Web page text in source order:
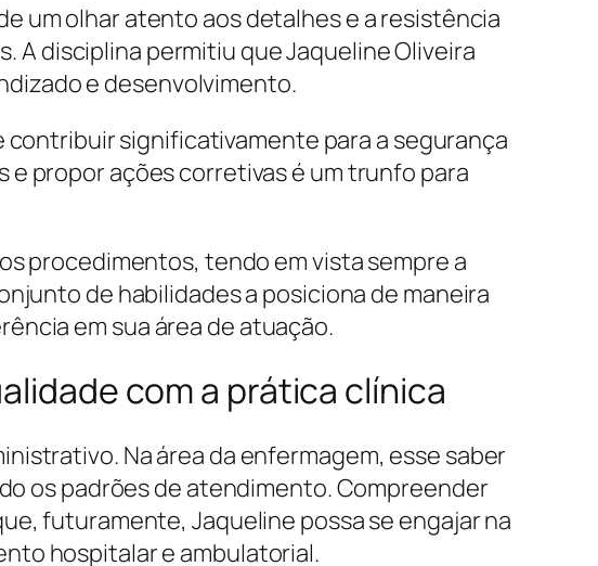
um olhar atento aos detalhes e a resistência
A disciplina permitiu que Jaqueline Oliveira
e desenvolvimento.
significativamente para a segurança
e propor ações corretivas é um trunfo para
procedimentos, tendo em vista sempre a
de habilidades a posiciona de maneira
em sua área de atuação.
com a prática clínica
Na área da enfermagem, esse saber
os padrões de atendimento. Compreender
futuramente, Jaqueline possa se engajar na
hospitalar e ambulatorial.